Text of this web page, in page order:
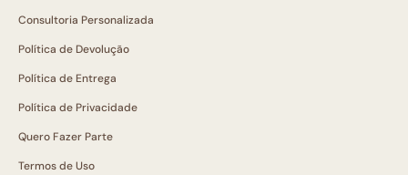
Consultoria Personalizada
Política de Devolução
Política de Entrega
Política de Privacidade
Quero Fazer Parte
Termos de Uso